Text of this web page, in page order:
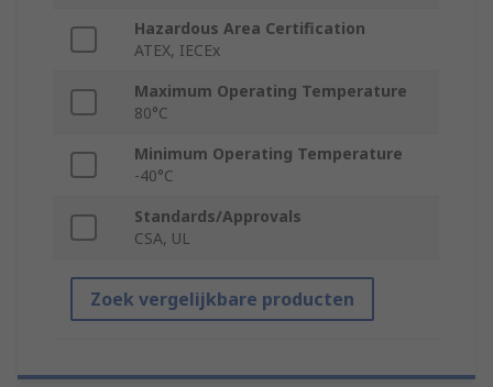
Hazardous Area Certification
ATEX, IECEx
Maximum Operating Temperature
80°C
Minimum Operating Temperature
-40°C
Standards/Approvals
CSA, UL
Zoek vergelijkbare producten